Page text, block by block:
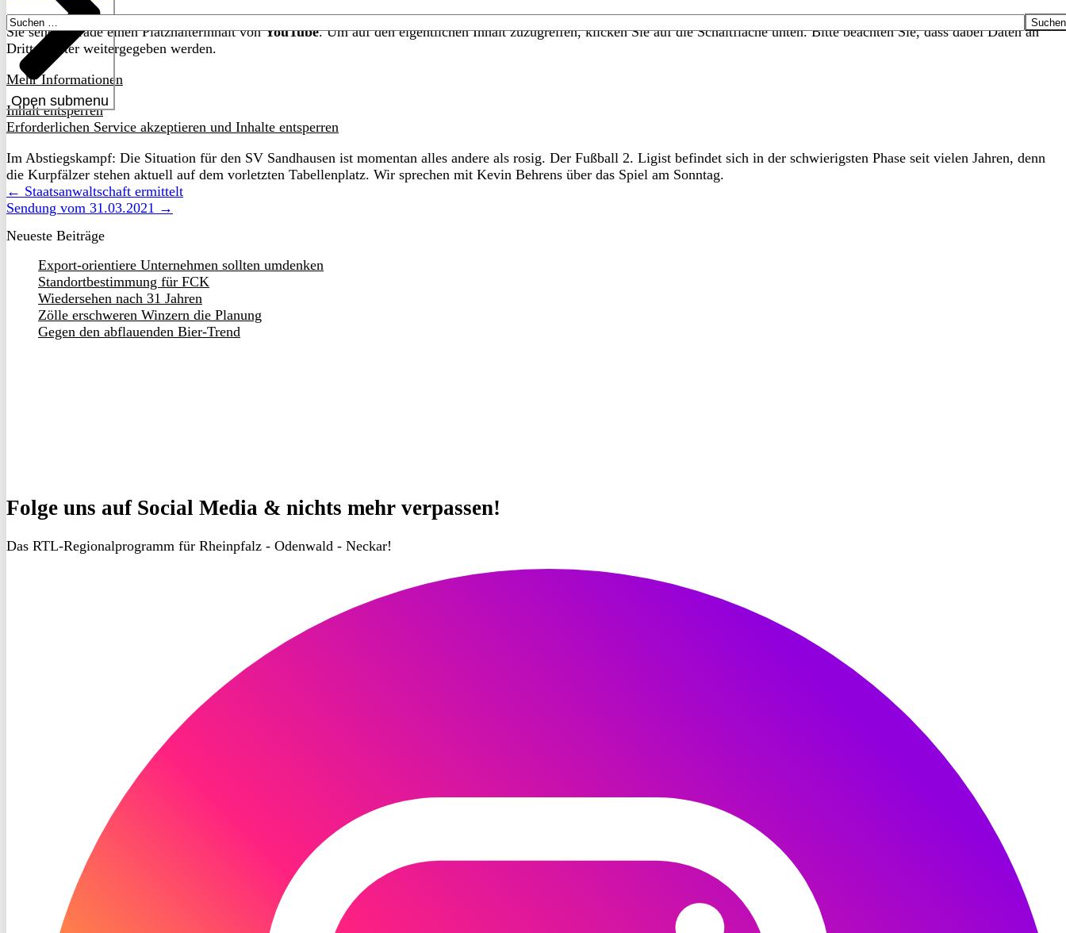
Open submenu
Suchen
nach:
Sie sehen gerade einen Platzhalterinhalt vonYouTube. Um auf den eigentlichen Inhalt zuzugreifen, klicken Sie auf die Schaltfläche unten. Bitte beachten Sie, dass dabei Daten an
Drittanbieter weitergegeben werden.
Mehr Informationen
Inhalt entsperren
Erforderlichen Service akzeptieren und Inhalte entsperren
Im Abstiegskampf: Die Situation für den SV Sandhausen ist momentan alles andere als rosig. Der Fußball 2. Ligist befindet sich in der schwierigsten Phase seit vielen Jahren, denn
die Kurpfälzer stehen aktuell auf dem vorletzten Tabellenplatz. Wir sprechen mit Kevin Behrens über das Spiel am Sonntag.
← Staatsanwaltschaft ermittelt
Sendung vom 31.03.2021 →
Neueste Beiträge
Export-orientiere Unternehmen sollten umdenken
Standortbestimmung für FCK
Wiedersehen nach 31 Jahren
Zölle erschweren Winzern die Planung
Gegen den abflauenden Bier-Trend
Folge uns auf Social Media & nichts mehr verpassen!
Das RTL-Regionalprogramm für Rheinpfalz - Odenwald - Neckar!